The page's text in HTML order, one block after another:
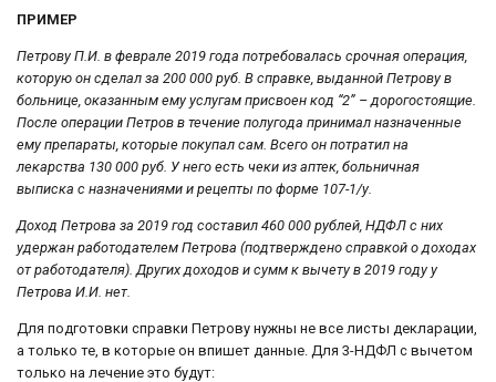
ПРИМЕР
Петрову П.И. в феврале 2019 года потребовалась срочная операция,
которую он сделал за 200 000 руб. В справке, выданной Петрову в
больнице, оказанным ему услугам присвоен код “2” – дорогостоящие.
После операции Петров в течение полугода принимал назначенные
ему препараты, которые покупал сам. Всего он потратил на
лекарства 130 000 руб. У него есть чеки из аптек, больничная
выписка с назначениями и рецепты по форме 107-1/у.
Доход Петрова за 2019 год составил 460 000 рублей, НДФЛ с них
удержан работодателем Петрова (подтверждено справкой о доходах
от работодателя). Других доходов и сумм к вычету в 2019 году у
Петрова И.И. нет.
Для подготовки справки Петрову нужны не все листы декларации,
а только те, в которые он впишет данные. Для 3-НДФЛ с вычетом
только на лечение это будут: